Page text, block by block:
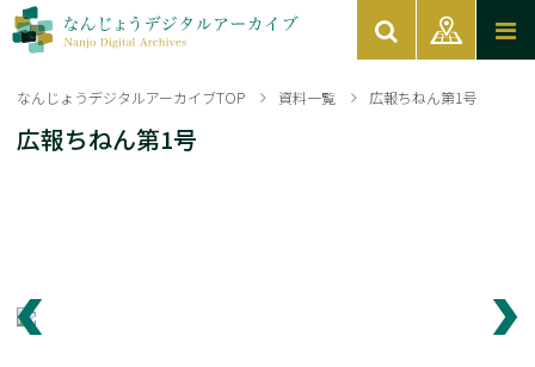
なんじょうデジタルアーカイブTOP 資料一覧 広報ちねん第1号
広報ちねん第1号